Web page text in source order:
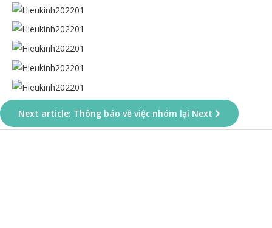
Next article: Thông báo về việc nhóm lại Next